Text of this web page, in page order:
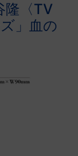
隆〈TV
」血の